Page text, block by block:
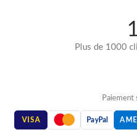
Plus de 1000
Paiement
VISA PayPal